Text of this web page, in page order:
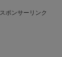
スポンサーリンク